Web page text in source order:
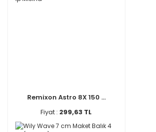
Remixon Astro 8X 150 ...
Fiyat : 299,63 TL